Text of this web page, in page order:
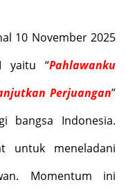
10 November 2025
yaitu “Pahlawanku
Perjuangan”
bangsa Indonesia.
untuk meneladani
Momentum ini